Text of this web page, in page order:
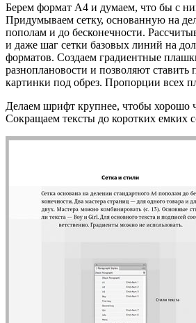
Берем формат А4 и думаем, что бы с
Придумываем сетку, основанную на
пополам и до бесконечности.
и даже шаг сетки базовых линий на
форматов. Создаем градиентные
разноплановости и позволяют ставить
картинки под обрез. Пропорции всех
Делаем шрифт крупнее, чтобы хорошо
Сокращаем тексты до коротких емких